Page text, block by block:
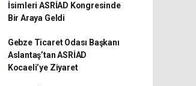
İsimleri ASRİAD Kongresinde
Bir Araya Geldi
Gebze Ticaret Odası Başkanı
Aslantaş’tan ASRİAD
Kocaeli’ye Ziyaret